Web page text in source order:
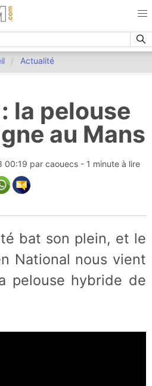
Actualité
la pelouse
au Mans
00:19 par caouecs - 1 minute à lire
National nous vient
pelouse hybride de